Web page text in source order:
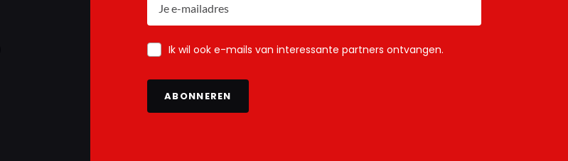
Ik wil ook e-mails van interessante partners ontvangen.
ABONNEREN